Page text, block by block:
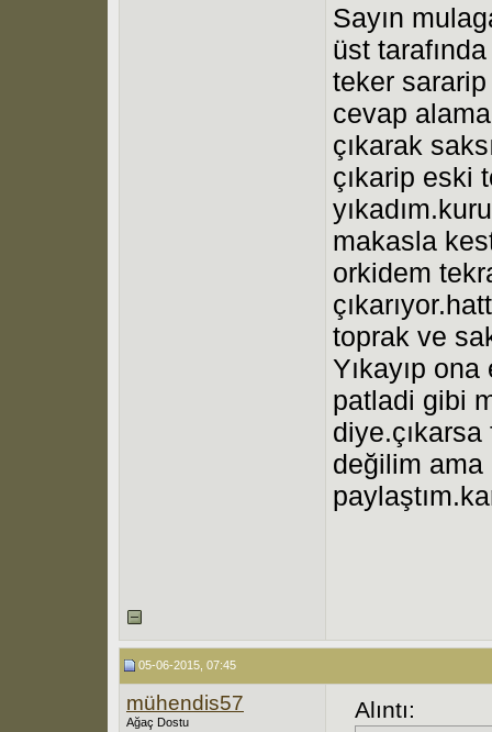
Sayın
üst
teker sararip
cevap
çıkarak
çıkarip eski
makasla
orkidem
toprak ve
Yıkayıp
patladi gibi
diye.çıkarsa
değilim ama
05-06-2015, 07:45
mühendis57
Ağaç Dostu Alıntı: